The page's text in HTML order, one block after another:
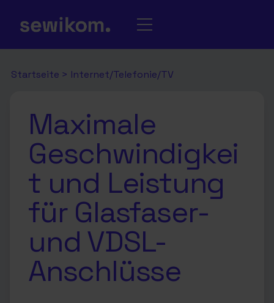
Startseite > Internet/Telefonie/TV
Maximale
Geschwindigkei
t und Leistung
für Glasfaser-
und VDSL-
Anschlüsse